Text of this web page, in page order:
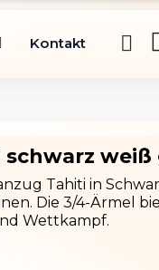
Kontakt
weiß
Tahiti in
Die 3/4-Ärmel
Wettkampf.